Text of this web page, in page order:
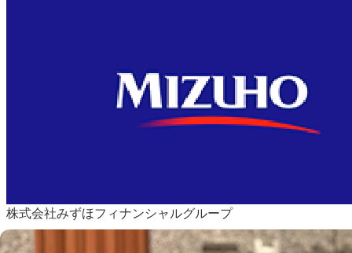
株式会社みずほフィナンシャルグループ